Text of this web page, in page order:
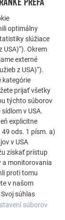
PREFA pre
optimálny
slúžiace
USA)“). Okrem
externé
z USA)“).
kategórie
prijať všetky
týchto súborov
v USA.
explicitne
ods. 1 písm. a)
v USA
získať prístup
a monitorovania
proti tomu
v našom
Svoj súhlas
súborov